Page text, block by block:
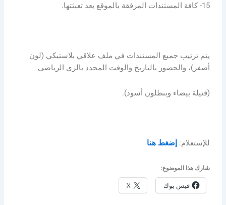
15- كافة المستندات المرفقة بالموقع بعد تعبئتها.
يتم ترتيب جميع المستندات في ملف علاقي بلاستيكي (لون
أصفر)، والحضور بالتاريخ والوقت المحدد بالزي الرياضي
(فنيلة بيضاء وبنطلون أسود).
للإستعلام:إضغط هنا
شارك هذا الموضوع:
فيس بوك X